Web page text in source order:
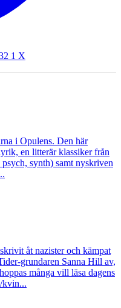
1 X
i Opulens. Den här
en litterär klassiker från
synth) samt nyskriven
åt nazister och kämpat
grundaren Sanna Hill av,
kvin...